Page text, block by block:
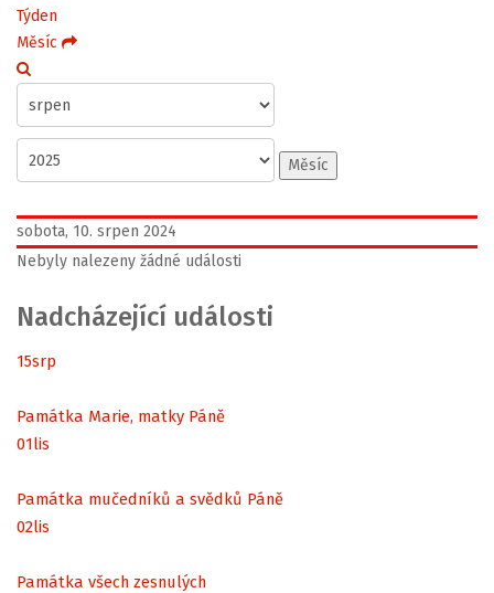
Týden
Měsíc
Měsíc
sobota, 10. srpen 2024
Nebyly nalezeny žádné události
Nadcházející události
15srp
Památka Marie, matky Páně
01lis
Památka mučedníků a svědků Páně
02lis
Památka všech zesnulých